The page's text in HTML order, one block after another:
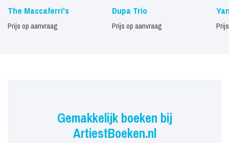
The Maccaferri's
Prijs op aanvraag
Dupa Trio
Prijs op aanvraag
Gemakkelijk boeken bij
ArtiestBoeken.nl